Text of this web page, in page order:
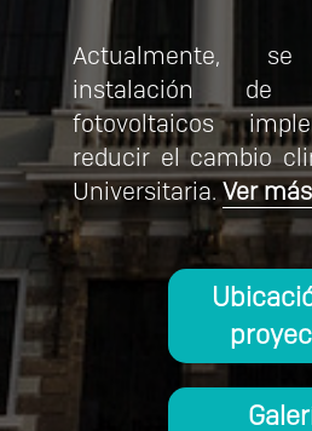
Actualmente,
instalación de
fotovoltaicos
reducir el cambio
Universitaria.Ver